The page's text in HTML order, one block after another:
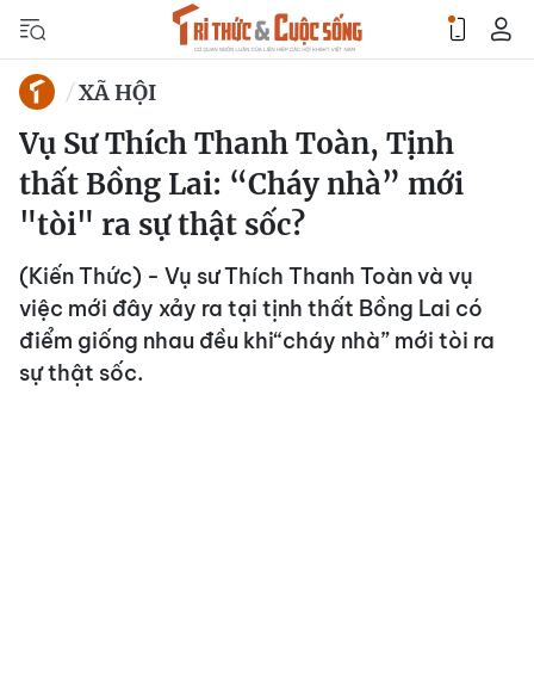
XÃ HỘI
Vụ Sư Thích Thanh Toàn, Tịnh
thất Bồng Lai: “Cháy nhà” mới
"tòi" ra sự thật sốc?
(Kiến Thức) - Vụ sư Thích Thanh Toàn và vụ
việc mới đây xảy ra tại tịnh thất Bồng Lai có
điểm giống nhau đều khi“cháy nhà” mới tòi ra
sự thật sốc.